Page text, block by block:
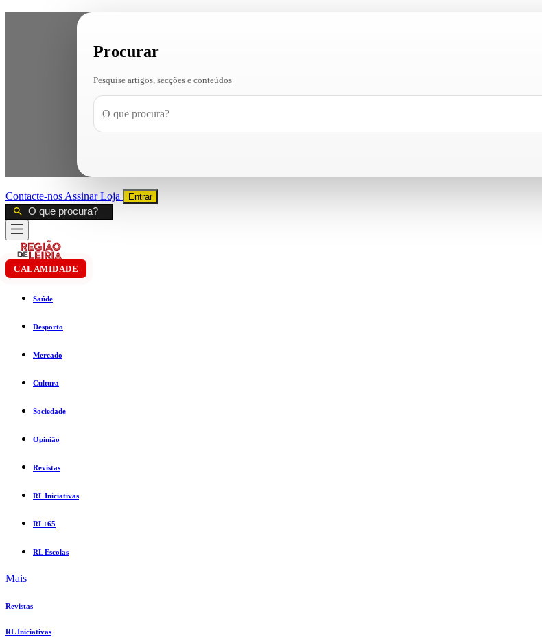
Procurar
Pesquise artigos, secções e conteúdos
Contacte-nos AssinarLoja Entrar
CALAMIDADE
Saúde
Desporto
Mercado
Cultura
Sociedade
Opinião
Revistas
RL Iniciativas
RL+65
RL Escolas
Mais
Revistas
RL Iniciativas